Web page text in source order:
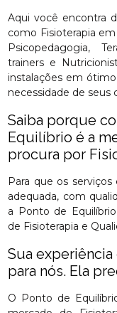
Aqui você encontra
como Fisioterapia
Psicopedagogia,
trainers e
instalações em
necessidade de seus
Saiba porque
Equilíbrio é a
procura por
Para que os
adequada, com
a Ponto de
de Fisioterapia e
Sua
para nós. Ela
O Ponto de